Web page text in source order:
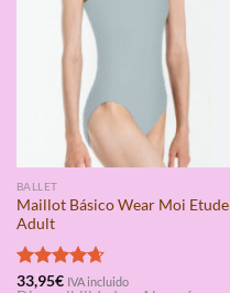
BALLET
Maillot Básico Wear Moi Etude
Adult
Valorado
33,95€ IVA incluido